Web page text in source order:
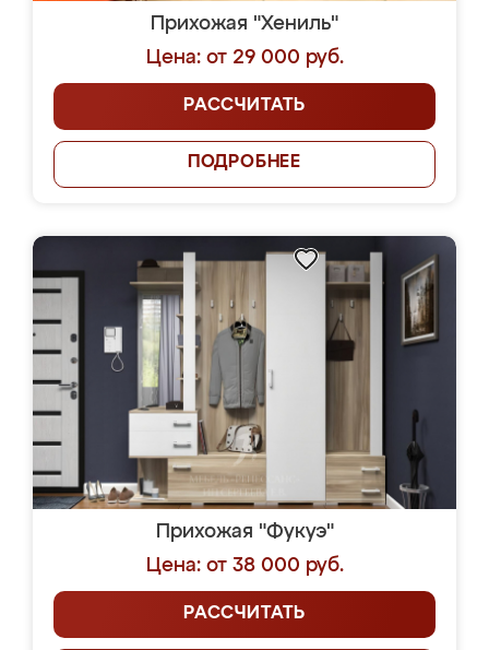
Прихожая "Хениль"
Цена: от 29 000 руб.
РАССЧИТАТЬ
ПОДРОБНЕЕ
Прихожая "Фукуэ"
Цена: от 38 000 руб.
РАССЧИТАТЬ